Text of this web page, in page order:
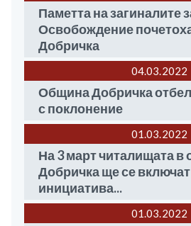
Паметта на загиналите
Освобождение
Добричка
04.03 2022
Община Добричка
с поклонение
01.03 2022
На 3 март читалищата в
Добричка ще се
инициатива...
01.03 2022